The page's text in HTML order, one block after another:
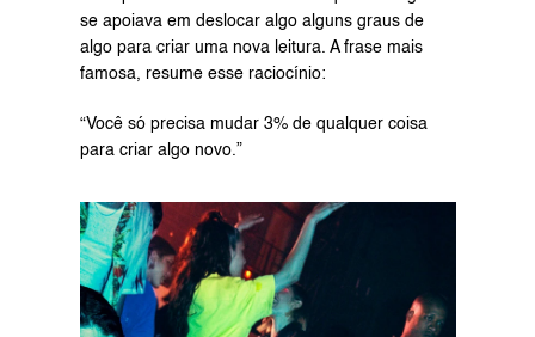
se apoiava em deslocar algo alguns graus de
algo para criar uma nova leitura. A frase mais
famosa, resume esse raciocínio:
“Você só precisa mudar 3% de qualquer coisa
para criar algo novo.”